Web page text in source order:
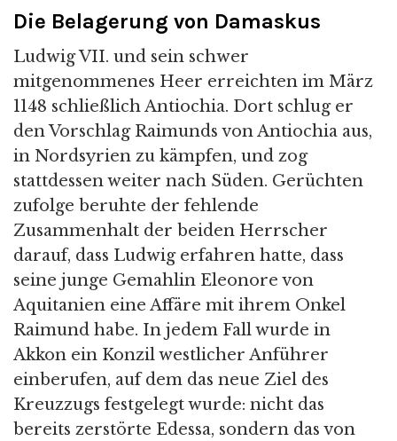
Die Belagerung von Damaskus
Ludwig VII. und sein schwer
mitgenommenes Heer erreichten im März
1148 schließlich Antiochia. Dort schlug er
den Vorschlag Raimunds von Antiochia aus,
in Nordsyrien zu kämpfen, und zog
stattdessen weiter nach Süden. Gerüchten
zufolge beruhte der fehlende
Zusammenhalt der beiden Herrscher
darauf, dass Ludwig erfahren hatte, dass
seine junge Gemahlin Eleonore von
Aquitanien eine Affäre mit ihrem Onkel
Raimund habe. In jedem Fall wurde in
Akkon ein Konzil westlicher Anführer
einberufen, auf dem das neue Ziel des
Kreuzzugs festgelegt wurde: nicht das
bereits zerstörte Edessa, sondern das von